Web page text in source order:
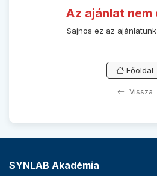
Az ajánlat nem
Sajnos ez az
Főoldal
Vissza
SYNLAB Akadémia